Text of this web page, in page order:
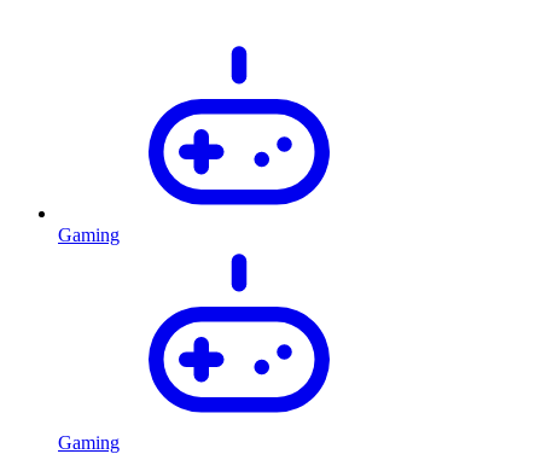
Gaming
Gaming